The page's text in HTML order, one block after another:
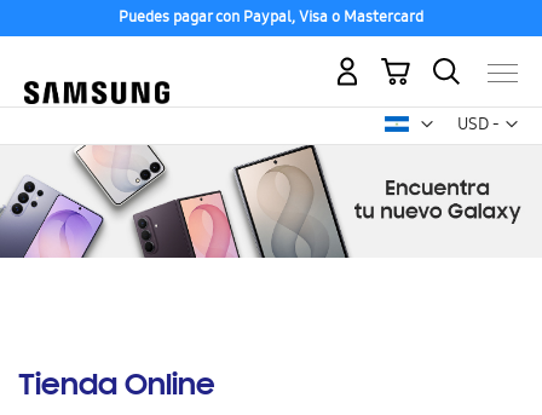
Puedes pagar con Paypal, Visa o Mastercard
USD -
dólar
Mi carrito
Tienda Online